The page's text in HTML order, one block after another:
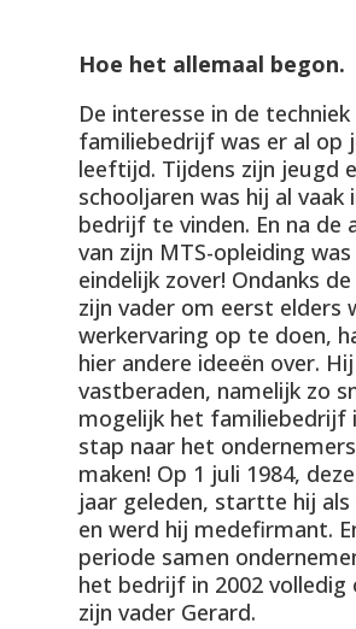
Hoe het allemaal begon.
De interesse in de
familiebedrijf was er al op
leeftijd. Tijdens zijn jeugd
schooljaren was hij al vaak
bedrijf te vinden. En na de
van zijn MTS-opleiding
eindelijk zover! Ondanks
zijn vader om eerst elders
werkervaring op te doen,
hier andere ideeën over.
vastberaden, namelijk zo
mogelijk het familiebedrijf
stap naar het
maken! Op 1 juli 1984,
jaar geleden, startte hij als
en werd hij medefirmant.
periode samen
het bedrijf in 2002 volledig
zijn vader Gerard.